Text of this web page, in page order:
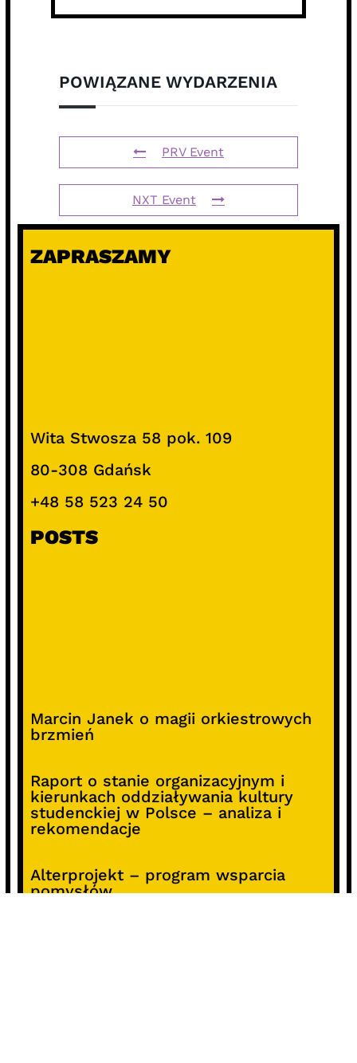
POWIĄZANE WYDARZENIA
PRV Event
NXT Event
ZAPRASZAMY
Wita Stwosza 58 pok. 109
80-308 Gdańsk
+48 58 523 24 50
POSTS
Marcin Janek o magii orkiestrowych
brzmień
Raport o stanie organizacyjnym i
kierunkach oddziaływania kultury
studenckiej w Polsce – analiza i
rekomendacje
Alterprojekt – program wsparcia
pomysłów